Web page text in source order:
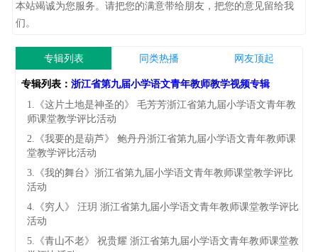
本站竭诚为您服务。请把您的满意带给朋友，把您的意见留给我
们。
专辑列表 同类热播 网友顶起
专辑列表：浙江省第九届小学语文青年教师教学视频专辑
1.《这片土地是神圣的》 毛芳芳浙江省第九届小学语文青年教
师课堂教学评比活动
2.《我要的是葫芦》 鲍丹丹浙江省第九届小学语文青年教师课
堂教学评比活动
3.《我的舞台》浙江省第九届小学语文青年教师课堂教学评比
活动
4.《穷人》 汪玥 浙江省第九届小学语文青年教师课堂教学评比
活动
5.《青山不老》 祝贵耀 浙江省第九届小学语文青年教师课堂教